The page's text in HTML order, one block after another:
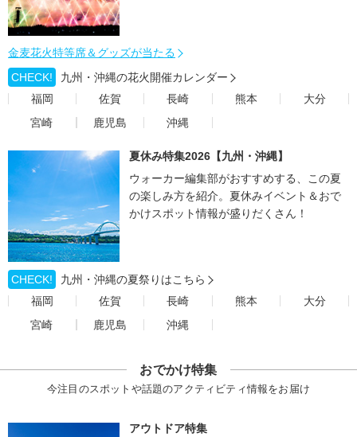
金麦花火特等席＆グッズが当たる
CHECK!
九州・沖縄の花火開催カレンダー
福岡
佐賀 長崎 熊本
大分
宮崎
鹿児島 沖縄
夏休み特集2026【九州・沖縄】
ウォーカー編集部がおすすめする、この夏
の楽しみ方を紹介。夏休みイベント＆おで
かけスポット情報が盛りだくさん！
CHECK!
九州・沖縄の夏祭りはこちら
福岡
佐賀 長崎 熊本
大分
宮崎
鹿児島 沖縄
おでかけ特集
今注目のスポットや話題のアクティビティ情報をお届け
アウトドア特集